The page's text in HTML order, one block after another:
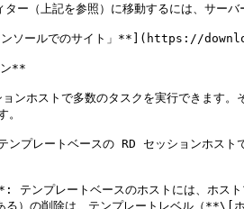
ー（上記を参照）に移動するには、サ
コンソールでのサイト」**](https://
ン**
ンホストで多数のタスクを実行できます
。
ンプレートベースの RD セッションホス
ンプレートベースのホストには、ホスト
の削除は、テンプレートレベル（**\[ホ